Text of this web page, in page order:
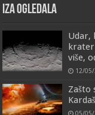
IZA OGLEDALA
Udar,
krater
više,
12/
Zašto
05/